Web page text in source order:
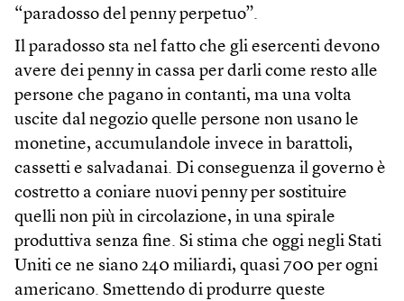
“paradosso del penny perpetuo”.
Il paradosso sta nel fatto che gli esercenti devono
avere dei penny in cassa per darli come resto alle
persone che pagano in contanti, ma una volta
uscite dal negozio quelle persone non usano le
monetine, accumulandole invece in barattoli,
cassetti e salvadanai. Di conseguenza il governo è
costretto a coniare nuovi penny per sostituire
quelli non più in circolazione, in una spirale
produttiva senza fine. Si stima che oggi negli Stati
Uniti ce ne siano 240 miliardi, quasi 700 per ogni
americano. Smettendo di produrre queste